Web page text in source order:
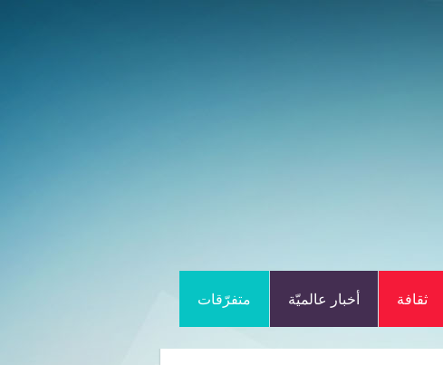
ثقافة أخبار عالميّة متفرّقات